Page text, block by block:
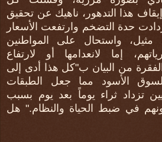
هذا التدهور، ناهيك عن تحقيق
حدة التضخم وارتفعت الأسعار
واستحال على المواطنين
إما لانعدامها أو لارتفاع
من البيان ب"كل هذا أدى إلى
الأسود مما جعل الطبقات
تزداد ثراء يوماً بعد يوم بسبب
في ضبط الحياة والنظام." هل